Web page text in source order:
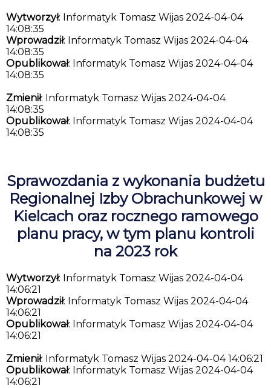
Wytworzył: Informatyk Tomasz Wijas 2024-04-04
14:08:35
Wprowadził: Informatyk Tomasz Wijas 2024-04-04
14:08:35
Opublikował: Informatyk Tomasz Wijas 2024-04-04
14:08:35
Zmienił: Informatyk Tomasz Wijas 2024-04-04
14:08:35
Opublikował: Informatyk Tomasz Wijas 2024-04-04
14:08:35
Sprawozdania z wykonania budżetu
Regionalnej Izby Obrachunkowej w
Kielcach oraz rocznego ramowego
planu pracy, w tym planu kontroli
na 2023 rok
Wytworzył: Informatyk Tomasz Wijas 2024-04-04
14:06:21
Wprowadził: Informatyk Tomasz Wijas 2024-04-04
14:06:21
Opublikował: Informatyk Tomasz Wijas 2024-04-04
14:06:21
Zmienił: Informatyk Tomasz Wijas 2024-04-04 14:06:21
Opublikował: Informatyk Tomasz Wijas 2024-04-04
14:06:21